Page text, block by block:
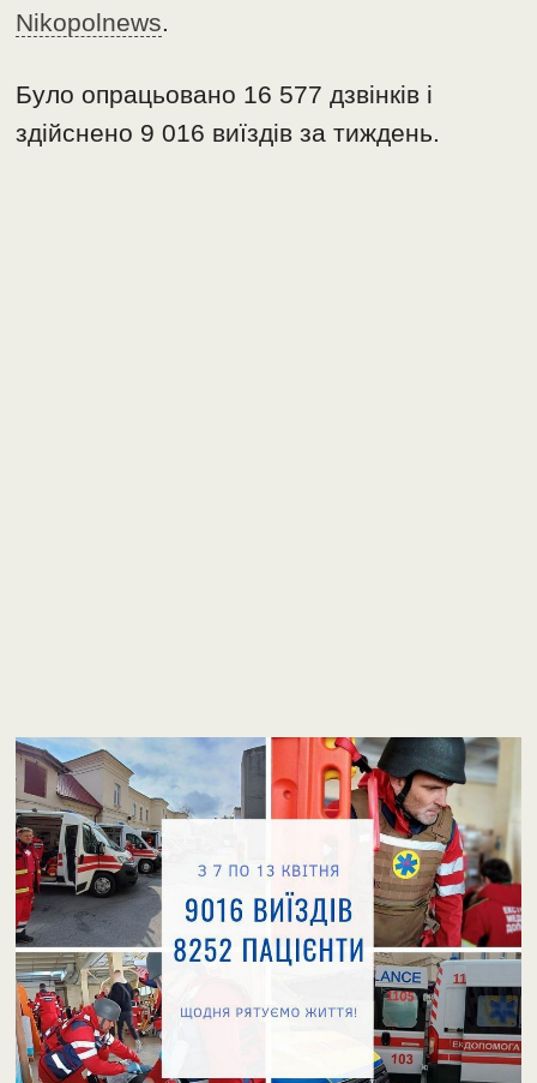
Nikopolnews.
Було опрацьовано 16 577 дзвінків і
здійснено 9 016 виїздів за тиждень.